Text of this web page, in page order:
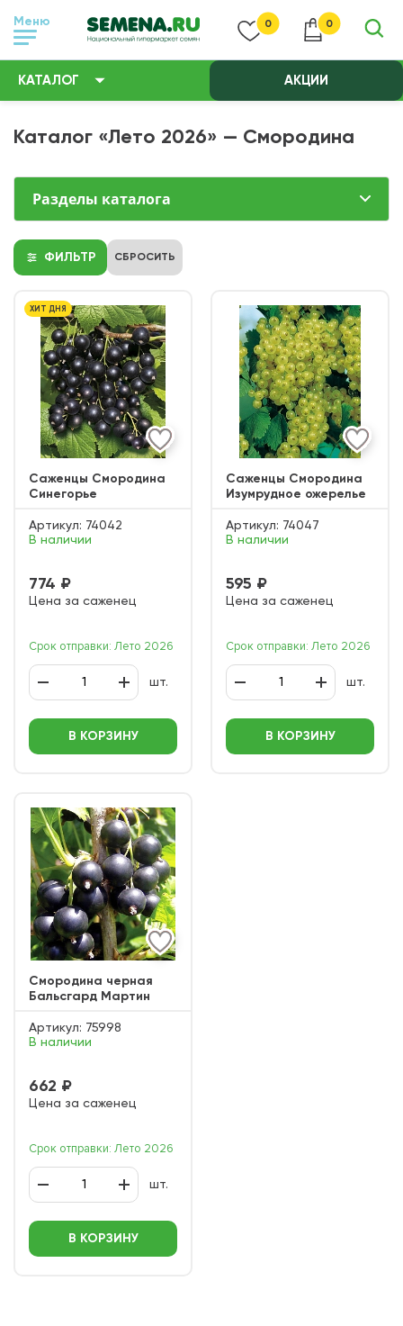
Меню 0 0
КАТАЛОГ АКЦИИ
Каталог «Лето 2026» — Смородина
Разделы каталога
ФИЛЬТР СБРОСИТЬ
ХИТ ДНЯ
Саженцы Смородина
Синегорье
Артикул: 74042
В наличии
774 ₽
Цена за саженец
Срок отправки: Лето 2026
шт.
В КОРЗИНУ
Саженцы Смородина
Изумрудное ожерелье
Артикул: 74047
В наличии
595 ₽
Цена за саженец
Срок отправки: Лето 2026
шт.
В КОРЗИНУ
Смородина черная
Бальсгард Мартин
Артикул: 75998
В наличии
662 ₽
Цена за саженец
Срок отправки: Лето 2026
шт.
В КОРЗИНУ